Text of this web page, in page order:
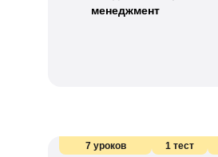
менеджмент
7 уроков 1 тест